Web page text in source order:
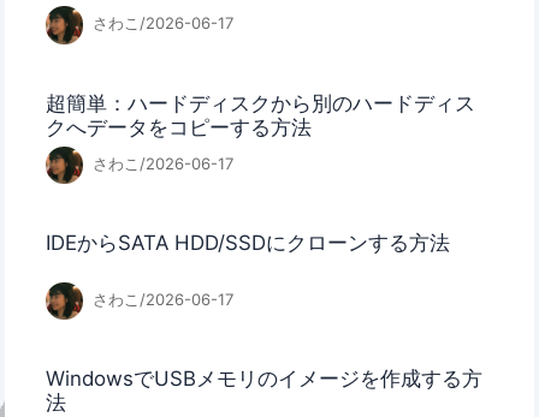
さわこ/2026-06-17
超簡単：ハードディスクから別のハードディス
クへデータをコピーする方法
さわこ/2026-06-17
IDEからSATA HDD/SSDにクローンする方法
さわこ/2026-06-17
WindowsでUSBメモリのイメージを作成する方
法